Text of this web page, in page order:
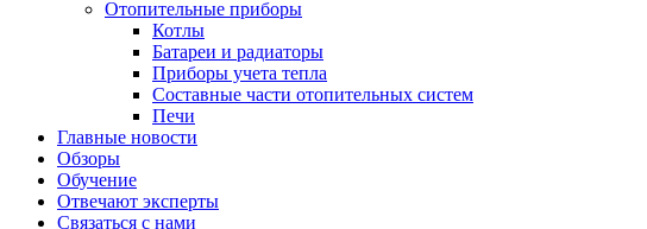
Отопительные приборы
Котлы
Батареи и радиаторы
Приборы учета тепла
Составные части отопительных систем
Печи
Главные новости
Обзоры
Обучение
Отвечают эксперты
Связаться с нами